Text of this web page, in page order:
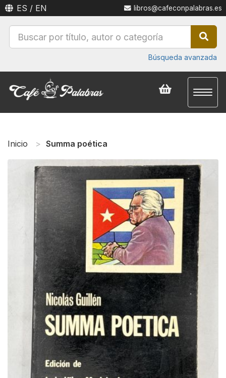
ES / EN libros@cafeconpalabras.es
Búsqueda avanzada
Inicio Summa poética